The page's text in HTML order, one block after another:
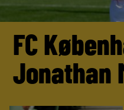
FC
Jonathan